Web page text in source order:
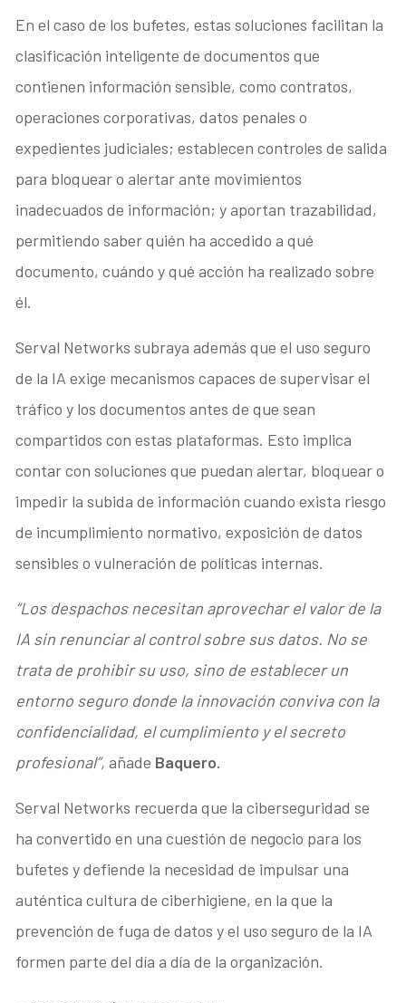
En el caso de los bufetes, estas soluciones facilitan la
clasificación inteligente de documentos que
contienen información sensible, como contratos,
operaciones corporativas, datos penales o
expedientes judiciales; establecen controles de salida
para bloquear o alertar ante movimientos
inadecuados de información; y aportan trazabilidad,
permitiendo saber quién ha accedido a qué
documento, cuándo y qué acción ha realizado sobre
él.
Serval Networks subraya además que el uso seguro
de la IA exige mecanismos capaces de supervisar el
tráfico y los documentos antes de que sean
compartidos con estas plataformas. Esto implica
contar con soluciones que puedan alertar, bloquear o
impedir la subida de información cuando exista riesgo
de incumplimiento normativo, exposición de datos
sensibles o vulneración de políticas internas.
“Los despachos necesitan aprovechar el valor de la
IA sin renunciar al control sobre sus datos. No se
trata de prohibir su uso, sino de establecer un
entorno seguro donde la innovación conviva con la
confidencialidad, el cumplimiento y el secreto
profesional”, añade Baquero.
Serval Networks recuerda que la ciberseguridad se
ha convertido en una cuestión de negocio para los
bufetes y defiende la necesidad de impulsar una
auténtica cultura de ciberhigiene, en la que la
prevención de fuga de datos y el uso seguro de la IA
formen parte del día a día de la organización.